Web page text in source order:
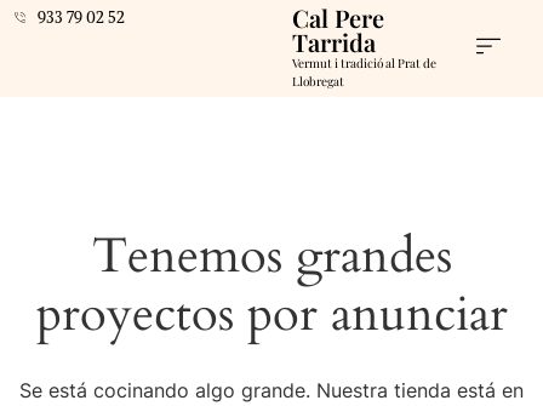
933 79 02 52 Cal Pere
Tarrida
Vermut i tradició al Prat de
Llobregat
Tenemos grandes
proyectos por anunciar
Se está cocinando algo grande. Nuestra tienda está en